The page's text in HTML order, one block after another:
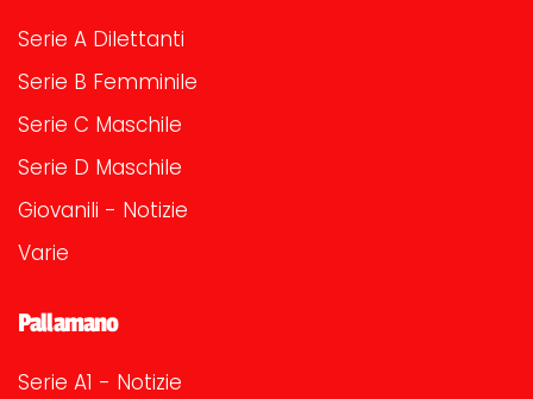
Serie A Dilettanti
Serie B Femminile
Serie C Maschile
Serie D Maschile
Giovanili - Notizie
Varie
Pallamano
Serie A1 - Notizie